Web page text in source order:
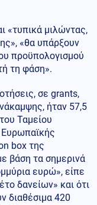
«τυπικά μιλώντας,
«θα υπάρξουν
προϋπολογισμού
τη φάση».
σε grants,
ήταν 57,5
Ταμείου
box της
βάση τα σημερινά
ευρώ», είπε
δανείων» και ότι
διαθέσιμα 420